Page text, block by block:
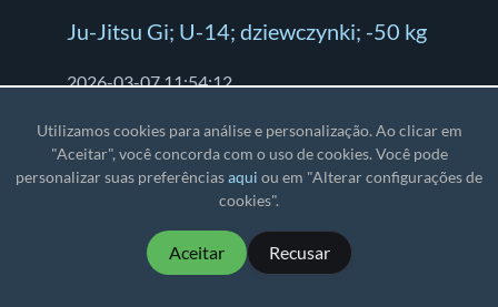
Ju-Jitsu Gi; U-14; dziewczynki; -50 kg
2026-03-07 11:54:12
#
Nome e
sobrenome
Equipe
Wajda
/ l
Utilizamos cookies para análise e personalização. Ao clicar em
"Aceitar", você concorda com o uso de cookies. Você pode
personalizar suas preferênciasaqui ou em "Alterar configurações de
cookies".
Aceitar Recusar